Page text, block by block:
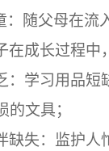
：随父母在流
在成长过程中
：学习用品短
的文具；
缺失：监护人